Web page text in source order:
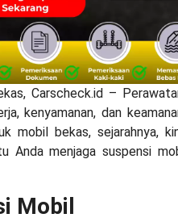
Carscheck.id –
kenyamanan, dan
mobil bekas, sejarahnya,
menjaga suspensi
Mobil